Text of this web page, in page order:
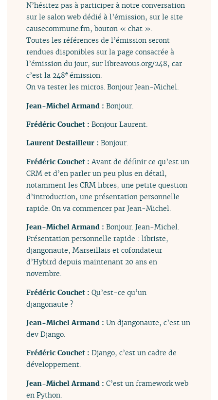
N’hésitez pas à participer à notre conversation
sur le salon web dédié à l’émission, sur le site
causecommune.fm, bouton « chat ».
Toutes les références de l’émission seront
rendues disponibles sur la page consacrée à
l’émission du jour, sur libreavous.org/248, car
c’est la 248e émission.
On va tester les micros. Bonjour Jean-Michel.
Jean-Michel Armand :Bonjour.
Frédéric Couchet :Bonjour Laurent.
Laurent Destailleur :Bonjour.
Frédéric Couchet :Avant de définir ce qu’est un
CRM et d’en parler un peu plus en détail,
notamment les CRM libres, une petite question
d’introduction, une présentation personnelle
rapide. On va commencer par Jean-Michel.
Jean-Michel Armand :Bonjour. Jean-Michel.
Présentation personnelle rapide : libriste,
djangonaute, Marseillais et cofondateur
d’Hybird depuis maintenant 20 ans en
novembre.
Frédéric Couchet :Qu’est-ce qu’un
djangonaute ?
Jean-Michel Armand :Un djangonaute, c’est un
dev Django.
Frédéric Couchet :Django, c’est un cadre de
développement.
Jean-Michel Armand :C’est un framework web
en Python.